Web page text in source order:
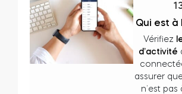
Tedee Keypad PRO
Qui est à
Vérifiez
d’activité
assurer
n’est pas